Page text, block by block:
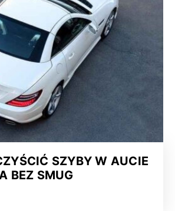
SZYBY W AUCIE
BEZ SMUG